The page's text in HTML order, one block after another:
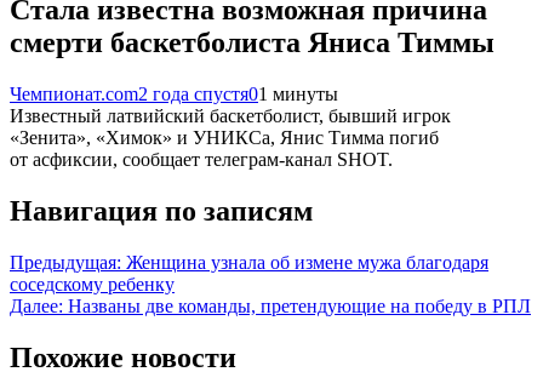
Стала известна возможная причина
смерти баскетболиста Яниса Тиммы
Чемпионат.com2 года спустя01 минуты
Известный латвийский баскетболист, бывший игрок
«Зенита», «Химок» и УНИКСа, Янис Тимма погиб
от асфиксии, сообщает телеграм-канал SHOT.
Навигация по записям
Предыдущая: Женщина узнала об измене мужа благодаря
соседскому ребенку
Далее: Названы две команды, претендующие на победу в РПЛ
Похожие новости